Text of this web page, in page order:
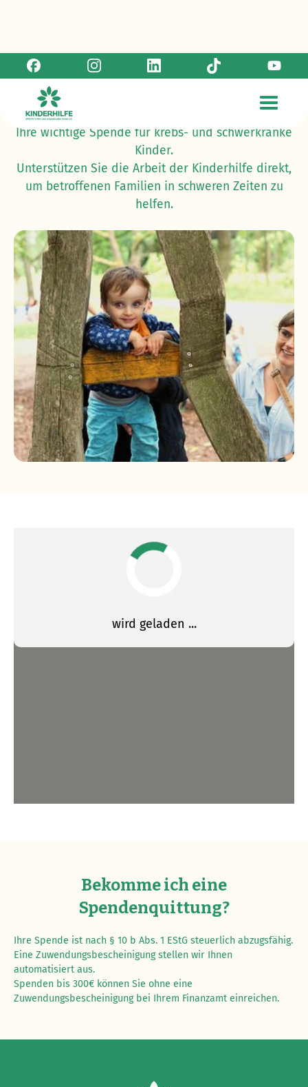
Jetzt online spenden!
Ihre wichtige Spende für krebs- und schwerkranke
Kinder.
Unterstützen Sie die Arbeit der Kinderhilfe direkt,
um betroffenen Familien in schweren Zeiten zu
helfen.
Bekomme ich eine
Spendenquittung?
Ihre Spende ist nach § 10 b Abs. 1 EStG steuerlich abzugsfähig.
Eine Zuwendungsbescheinigung stellen wir Ihnen
automatisiert aus.
Spenden bis 300€ können Sie ohne eine
Zuwendungsbescheinigung bei Ihrem Finanzamt einreichen.